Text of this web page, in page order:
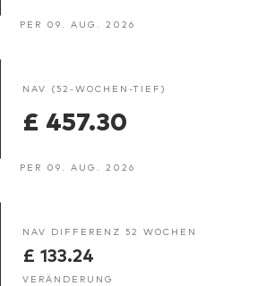
PER 09. AUG. 2026
NAV (52-WOCHEN-TIEF)
£ 457.30
PER 09. AUG. 2026
NAV DIFFERENZ 52 WOCHEN
£ 133.24
VERÄNDERUNG